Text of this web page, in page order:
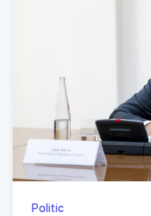
Politic